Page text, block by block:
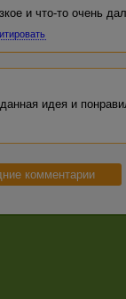
и что-то очень
идея и
комментарии